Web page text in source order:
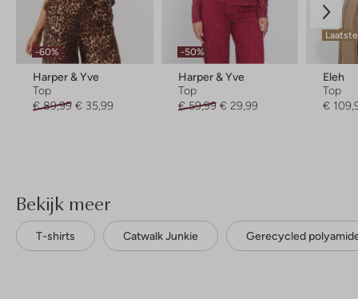
-60%
Harper & Yve
Top
€ 89,99 € 35,99
-50%
Harper & Yve
Top
€ 59,99 € 29,99
Eleh
Top
€
Bekijk meer
T-shirts Catwalk Junkie Gerecycled